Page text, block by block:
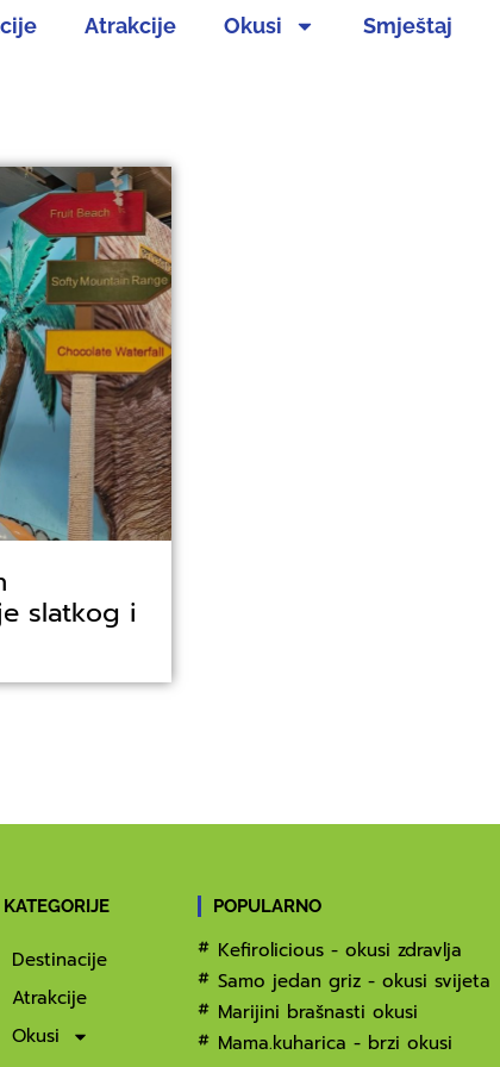
Atrakcije Okusi Smještaj
slatkog i
KATEGORIJE
Destinacije
Atrakcije
Okusi
POPULARNO
Kefirolicious - okusi zdravlja
Samo jedan griz - okusi svijeta
Marijini brašnasti okusi
Mama.kuharica - brzi okusi